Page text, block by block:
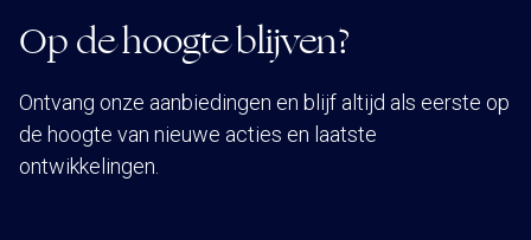
Op de hoogte blijven?
Ontvang onze aanbiedingen en blijf altijd als eerste op
de hoogte van nieuwe acties en laatste
ontwikkelingen.